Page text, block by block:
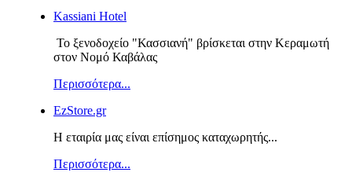
Kassiani Hotel
Το ξενοδοχείο "Κασσιανή" βρίσκεται στην Κεραμωτή
στον Νομό Καβάλας
Περισσότερα...
EzStore.gr
Η εταιρία μας είναι επίσημος καταχωρητής...
Περισσότερα...